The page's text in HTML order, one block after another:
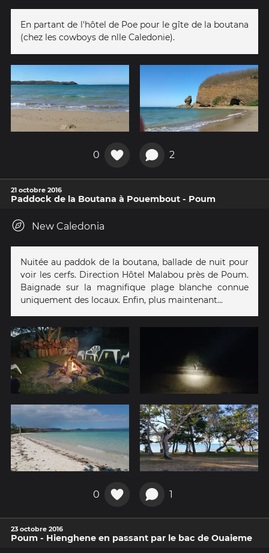
En partant de l'hôtel de Poe pour le gîte de la boutana
(chez les cowboys de nlle Caledonie).
0 2
21 octobre 2016
Paddock de la Boutana à Pouembout - Poum
New Caledonia
Nuitée au paddok de la boutana, ballade de nuit pour
voir les cerfs. Direction Hôtel Malabou près de Poum.
Baignade sur la magnifique plage blanche connue
uniquement des locaux. Enfin, plus maintenant...
0 1
23 octobre 2016
Poum - Hienghene en passant par le bac de Ouaieme